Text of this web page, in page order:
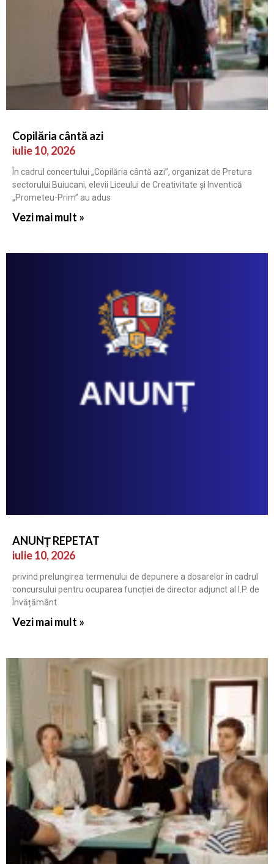
Copilăria cântă azi
iulie 10, 2026
În cadrul concertului „Copilăria cântă azi”, organizat de Pretura
sectorului Buiucani, elevii Liceului de Creativitate și Inventică
„Prometeu-Prim” au adus
Vezi mai mult »
ANUNȚ REPETAT
iulie 10, 2026
privind prelungirea termenului de depunere a dosarelor în cadrul
concursului pentru ocuparea funcției de director adjunct al I.P. de
Învățământ
Vezi mai mult »